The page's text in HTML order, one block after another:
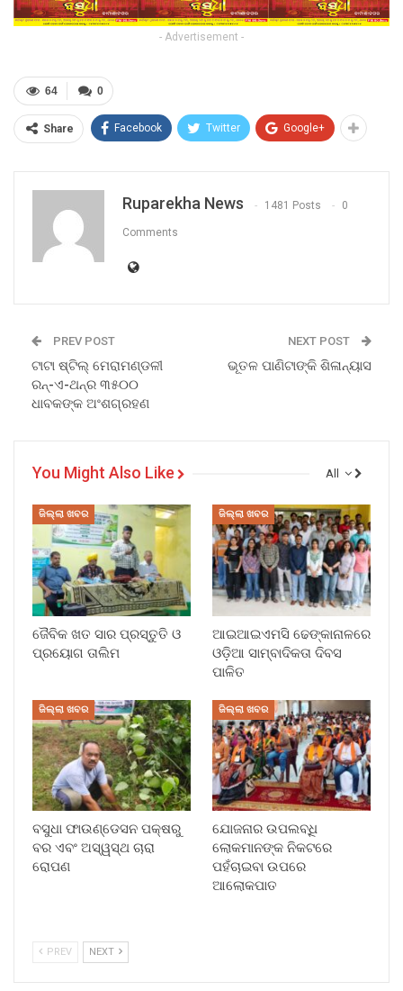
- Advertisement -
0
64
Share Facebook Twitter Google+
Ruparekha News 1481 Posts 0
Comments
PREV POST
ଟାଟା ଷ୍ଟିଲ୍ ମେରାମଣ୍ଡଳୀ
ରନ୍-ଏ-ଥନ୍ର ୩୫୦୦
ଧାବକଙ୍କ ଅଂଶଗ୍ରହଣ
NEXT POST
ଭୂତଳ ପାଣିଟାଙ୍କି ଶିଳାନ୍ୟାସ
All
You Might Also Like
ଜିଲ୍ଲା ଖବର
ଜୈବିକ ଖତ ସାର ପ୍ରସ୍ତୁତି ଓ
ପ୍ରୟୋଗ ତାଲିମ
ଜିଲ୍ଲା ଖବର
ଆଇଆଇଏମସି ଢେଙ୍କାନାଳରେ
ଓଡ଼ିଆ ସାମ୍ବାଦିକତା ଦିବସ
ପାଳିତ
ଜିଲ୍ଲା ଖବର
ବସୁଧା ଫାଉଣ୍ଡେସନ ପକ୍ଷରୁ
ବର ଏବଂ ଅସ୍ୱସ୍ଥ ଚାରା
ରୋପଣ
ଜିଲ୍ଲା ଖବର
ଯୋଜନାର ଉପଲବ୍ଧି
ଲୋକମାନଙ୍କ ନିକଟରେ
ପହଁଚାଇବା ଉପରେ
ଆଲୋକପାତ
PREV NEXT